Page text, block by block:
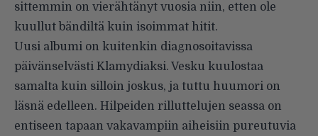
sittemmin on vierähtänyt vuosia niin, etten ole
kuullut bändiltä kuin isoimmat hitit.
Uusi albumi on kuitenkin diag­nosoitavissa
päivänselvästi Kla­mydiaksi. Vesku kuulostaa
samalta kuin silloin joskus, ja tuttu huumori on
läsnä edelleen. Hilpeiden rillut­telujen seassa on
entiseen tapaan vakavampiin aiheisiin pureutuvia